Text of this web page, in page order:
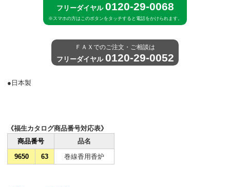
フリーダイヤル 0120-29-0068
※スマホの方はこのボタンをタッチすると電話をかけられます。
ＦＡＸでのご注文・ご相談は
フリーダイヤル 0120-29-0052
●日本製
《福生カタログ商品番号対応表》
商品番号
品名
9650
63 巻線香用香炉